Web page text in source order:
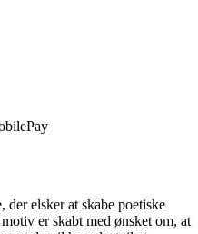
der elsker at skabe poetiske
er skabt med ønsket om, at